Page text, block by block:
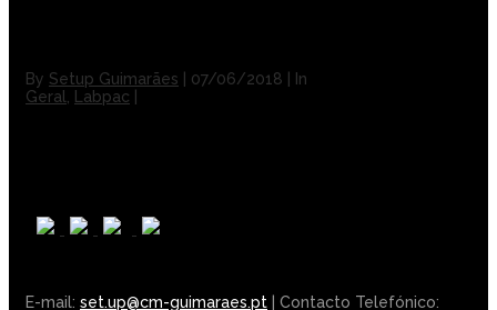
By Setup Guimarães 07/06/2018
In
Geral
Labpac
E-mail: set.up@cm-guimaraes.pt | Contacto Telefónico: